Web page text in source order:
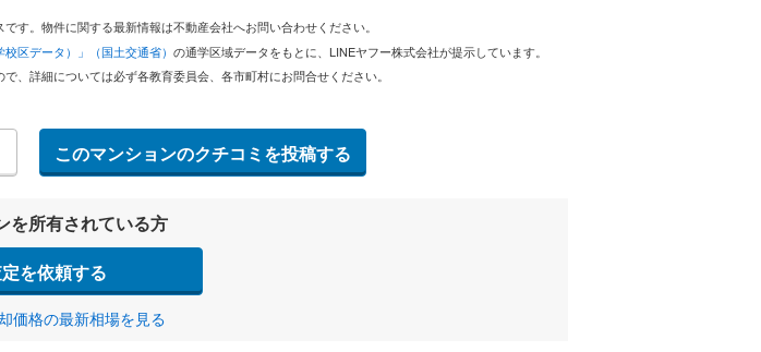
す。物件に関する最新情報は不動産会社へお問い合わせください。
校区データ）」（国土交通省） の通学区域データをもとに、LINEヤフー株式会社が提示しています。
、詳細については必ず各教育委員会、各市町村にお問合せください。
このマンションのクチコミを投稿する
を所有されている方
を依頼する
価格の最新相場を見る